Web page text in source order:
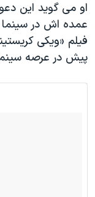
او می گوید این
عمده اش در سینما
فیلم «ویکی
پیش در عرصه